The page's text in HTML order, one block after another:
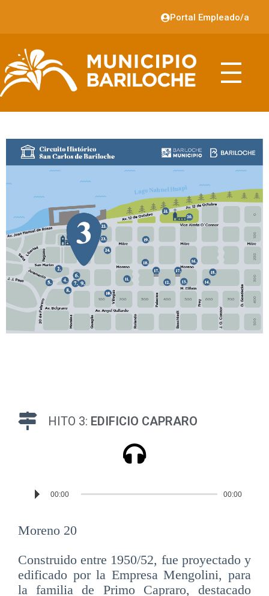
Portal Empleado/a
HITO 3: EDIFICIO CAPRARO
Reproductor
00:00 00:00
Moreno 20
Construido entre 1950/52, fue proyectado y
edificado por la Empresa Mengolini, para
la familia de Primo Capraro, destacado